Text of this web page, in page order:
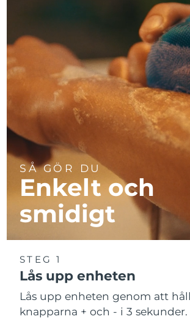
SÅ GÖR DU
Enkelt och
smidigt
STEG 1
Lås upp enheten
Lås upp enheten genom att
knapparna + och - i 3 sekunder.